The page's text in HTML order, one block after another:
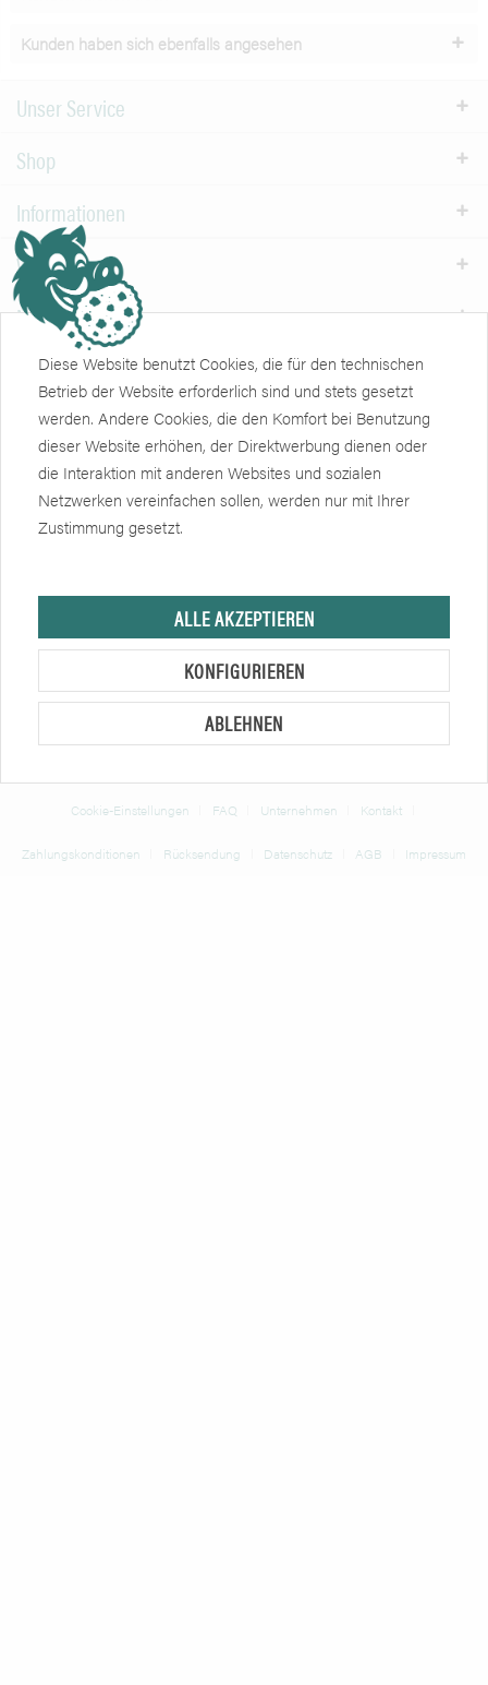
Kunden haben sich ebenfalls angesehen
Unser Service
Shop
Informationen
Weiteres
Newsletter
Zertifikate Soziale Netzwerke
Hersteller, sofern nicht anders angegeben, ist die Friedrich Eberlein GmbH.
Verkauf nur an Unternehmer, Gewerbetreibende, Freiberufler und öffentliche
Institutionen, nicht jedoch an Verbraucher im Sinne des § 13 BGB. Alle
Preise in Euro zzgl. gesetzl. MwSt. Angebote freibleibend.
* Alle Preise verstehen sich zzgl. Mehrwertsteuer undVersandkostenund ggf.
Cookie-Einstellungen FAQ Unternehmen Kontakt
Zahlungskonditionen Rücksendung Datenschutz AGB Impressum
Diese Website benutzt Cookies, die für den technischen
Betrieb der Website erforderlich sind und stets gesetzt
werden. Andere Cookies, die den Komfort bei Benutzung
dieser Website erhöhen, der Direktwerbung dienen oder
die Interaktion mit anderen Websites und sozialen
Netzwerken vereinfachen sollen, werden nur mit Ihrer
Zustimmung gesetzt.
ALLE AKZEPTIEREN
KONFIGURIEREN
ABLEHNEN